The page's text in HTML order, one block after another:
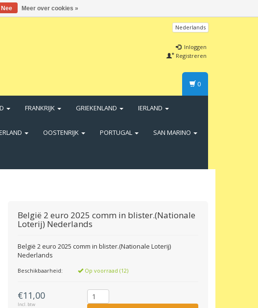
Nederlands
Inloggen
Registreren
FRANKRIJK GRIEKENLAND IERLAND
OOSTENRIJK PORTUGAL SAN MARINO
0
België 2 euro 2025 comm in blister.(Nationale
Loterij) Nederlands
België 2 euro 2025 comm in blister.(Nationale Loterij)
Nederlands
Beschikbaarheid: Op voorraad (12)
€11,00
Incl. btw
Nee Meer over cookies »